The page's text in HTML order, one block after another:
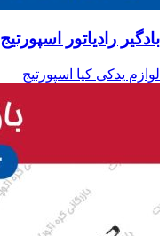
بادگیر رادیاتور اسپورتیج
لوازم یدکی کیا اسپورتیج